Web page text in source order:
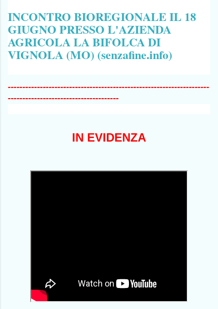
INCONTRO BIOREGIONALE IL 18
GIUGNO PRESSO L'AZIENDA
AGRICOLA LA BIFOLCA DI
VIGNOLA (MO) (senzafine.info)
---------------------------------------------------------------------
--------------------------------------
IN EVIDENZA